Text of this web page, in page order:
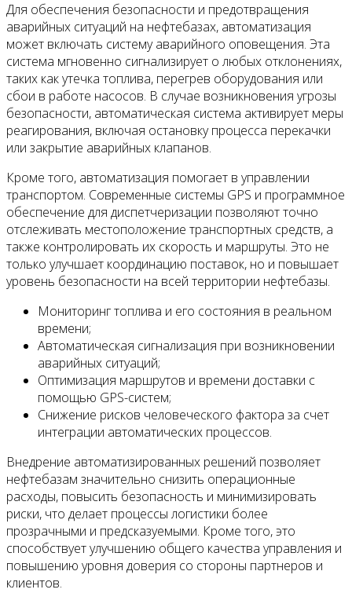
Для обеспечения безопасности и предотвращения
аварийных ситуаций на нефтебазах, автоматизация
может включать систему аварийного оповещения. Эта
система мгновенно сигнализирует о любых отклонениях,
таких как утечка топлива, перегрев оборудования или
сбои в работе насосов. В случае возникновения угрозы
безопасности, автоматическая система активирует меры
реагирования, включая остановку процесса перекачки
или закрытие аварийных клапанов.
Кроме того, автоматизация помогает в управлении
транспортом. Современные системы GPS и программное
обеспечение для диспетчеризации позволяют точно
отслеживать местоположение транспортных средств, а
также контролировать их скорость и маршруты. Это не
только улучшает координацию поставок, но и повышает
уровень безопасности на всей территории нефтебазы.
Мониторинг топлива и его состояния в реальном
времени;
Автоматическая сигнализация при возникновении
аварийных ситуаций;
Оптимизация маршрутов и времени доставки с
помощью GPS-систем;
Снижение рисков человеческого фактора за счет
интеграции автоматических процессов.
Внедрение автоматизированных решений позволяет
нефтебазам значительно снизить операционные
расходы, повысить безопасность и минимизировать
риски, что делает процессы логистики более
прозрачными и предсказуемыми. Кроме того, это
способствует улучшению общего качества управления и
повышению уровня доверия со стороны партнеров и
клиентов.